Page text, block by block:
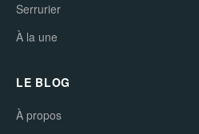
Serrurier
À la une
LE BLOG
À propos